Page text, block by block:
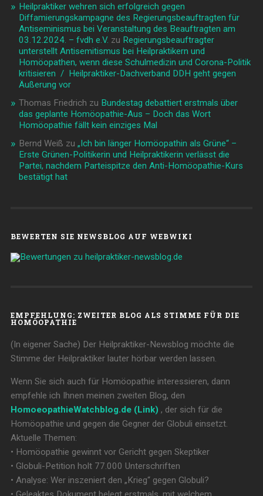
Heilpraktiker wehren sich erfolgreich gegen
Diffamierungskampagne des Regierungsbeauftragten für
Antiseminismus bei Veranstaltung des Beauftragten am
03.12.2024. – fvdh e.V. zu Regierungsbeauftragter
unterstellt Antisemitismus bei Heilpraktikern und
Homöopathen, wenn diese Schulmedizin und Corona-Politik
kritisieren / Heilpraktiker-Dachverband DDH geht gegen
Äußerung vor
Thomas Friedrich zu Bundestag debattiert erstmals über
das geplante Homöopathie-Aus – Doch das Wort
Homöopathie fällt kein einziges Mal
Bernd Weiß zu „Ich bin länger Homöopathin als Grüne“ –
Erste Grünen-Politikerin und Heilpraktikerin verlässt die
Partei, nachdem Parteispitze den Anti-Homöopathie-Kurs
bestätigt hat
BEWERTEN SIE NEWSBLOG AUF WEBWIKI
EMPFEHLUNG: ZWEITER BLOG ALS STIMME FÜR DIE
HOMÖOPATHIE
(In eigener Sache) Der Heilpraktiker-Newsblog möchte die
Stimme der Heilpraktiker lauter hörbar werden lassen.
Wenn Sie sich auch für Homöopathie interessieren, dann
empfehle ich Ihnen meinen zweiten Blog, den
HomoeopathieWatchblog.de (Link) , der sich für die
Homöopathie und gegen die Gegner der Globuli einsetzt.
Aktuelle Themen:
• Homöopathie gewinnt vor Gericht gegen Skeptiker
• Globuli-Petition holt 77.000 Unterschriften
• Analyse: Wer inszeniert den „Krieg“ gegen Globuli?